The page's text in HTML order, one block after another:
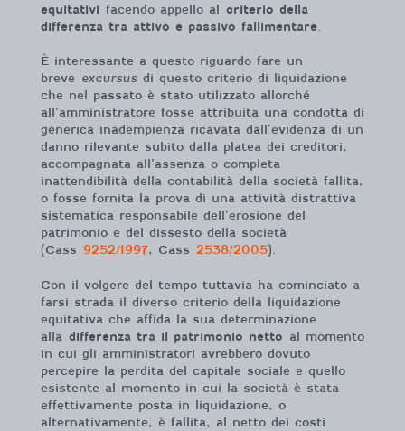
equitativi facendo appello al criterio della
differenza tra attivo e passivo fallimentare
È interessante a questo riguardo fare un
breve excursus di questo criterio di liquidazione
che nel passato è stato utilizzato allorché
all’amministratore fosse attribuita una condotta di
generica inadempienza ricavata dall’evidenza di un
danno rilevante subito dalla platea dei creditori,
accompagnata all’assenza o completa
inattendibilità della contabilità della società fallita,
o fosse fornita la prova di una attività distrattiva
sistematica responsabile dell’erosione del
patrimonio e del dissesto della società
(Cass 9252/1997; Cass 2538/2005).
Con il volgere del tempo tuttavia ha cominciato a
farsi strada il diverso criterio della liquidazione
equitativa che affida la sua determinazione
alla differenza tra il patrimonio netto al momento
in cui gli amministratori avrebbero dovuto
percepire la perdita del capitale sociale e quello
esistente al momento in cui la società è stata
effettivamente posta in liquidazione, o
alternativamente, è fallita, al netto dei costi